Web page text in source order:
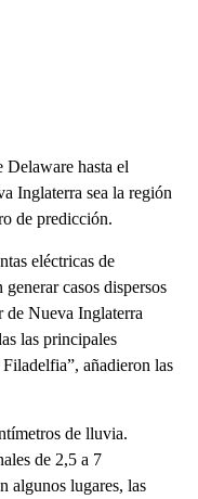
Delaware hasta el
Inglaterra sea la región
de predicción.
eléctricas de
casos dispersos
de Nueva Inglaterra
las principales
añadieron las
de lluvia.
de 2,5 a 7
algunos lugares, las